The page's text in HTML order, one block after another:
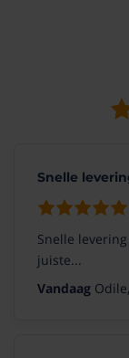
Snelle
Snelle
juiste...
Vandaag